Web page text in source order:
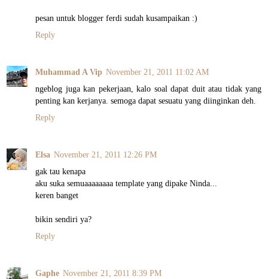
pesan untuk blogger ferdi sudah kusampaikan :)
Reply
Muhammad A Vip November 21, 2011 11:02 AM
ngeblog juga kan pekerjaan, kalo soal dapat duit atau tidak yang
penting kan kerjanya. semoga dapat sesuatu yang diinginkan deh.
Reply
Elsa November 21, 2011 12:26 PM
gak tau kenapa
aku suka semuaaaaaaaa template yang dipake Ninda...
keren banget
bikin sendiri ya?
Reply
Gaphe November 21, 2011 8:39 PM